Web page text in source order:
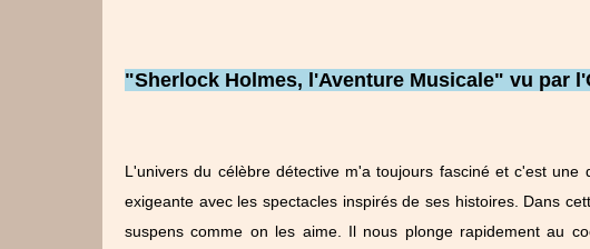
"Sherlock Holmes, l'Aventure Musicale" vu par
L'univers du célèbre détective m'a toujours fasciné et c'est
exigeante avec les spectacles inspirés de ses histoires. Dans
suspens comme on les aime. Il nous plonge rapidement au